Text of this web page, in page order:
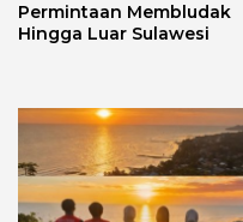
Permintaan Membludak
Hingga Luar Sulawesi